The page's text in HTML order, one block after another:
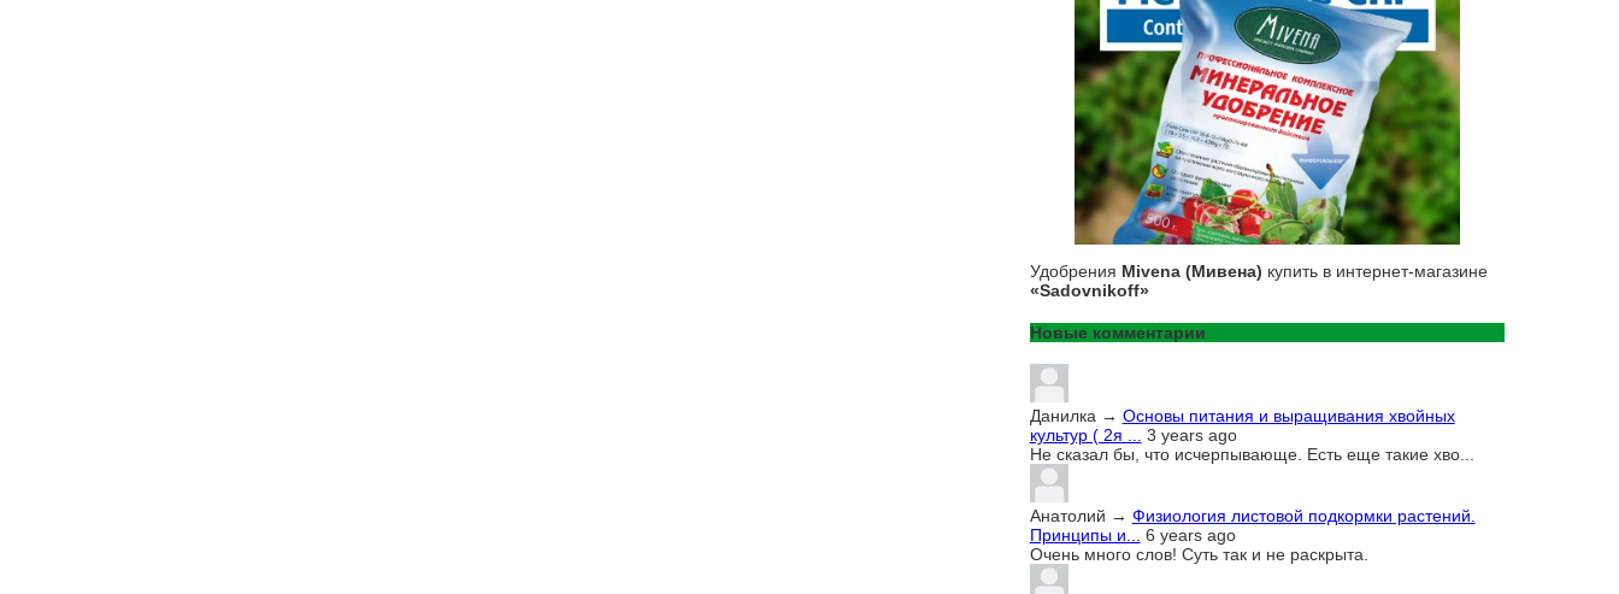
Удобрения Mivena (Мивена) купить в интернет-магазине
«Sadovnikoff»
Новые комментарии
Данилка→ Основы питания и выращивания хвойных
культур ( 2я ... 3 years ago
Не сказал бы, что исчерпывающе. Есть еще такие хво...
Анатолий → Физиология листовой подкормки растений.
Принципы и... 6 years ago
Очень много слов! Суть так и не раскрыта.